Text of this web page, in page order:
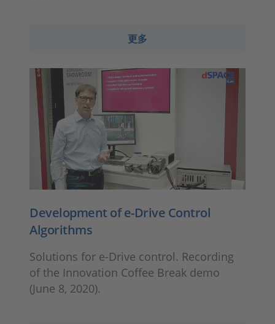
更多
Development of e-Drive Control
Algorithms
Solutions for e-Drive control. Recording
of the Innovation Coffee Break demo
(June 8, 2020).